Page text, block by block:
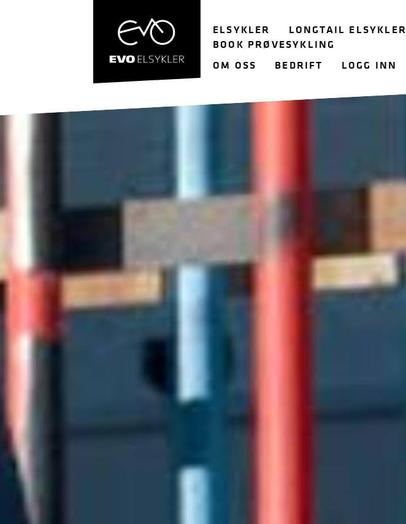
ELSYKLER LONGTAIL ELSYKLER
BOOK PRØVESYKLING
OM OSS
BEDRIFT LOGG INN